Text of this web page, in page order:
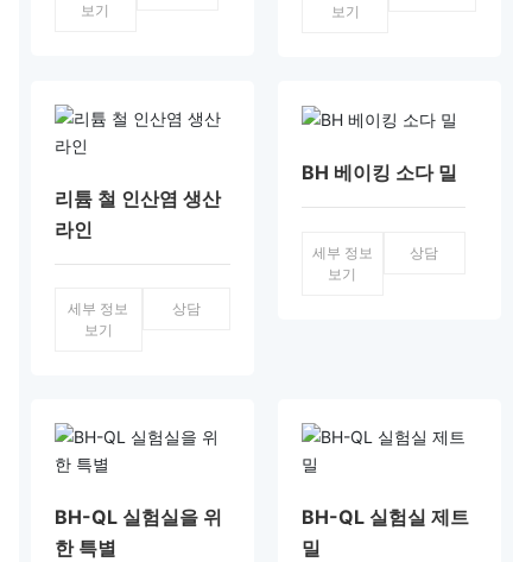
보기
보기
리튬 철 인산염 생산
라인
세부 정보
보기
상담
BH 베이킹 소다 밀
세부 정보
보기
상담
BH-QL 실험실을 위
한 특별
BH-QL 실험실 제트
밀